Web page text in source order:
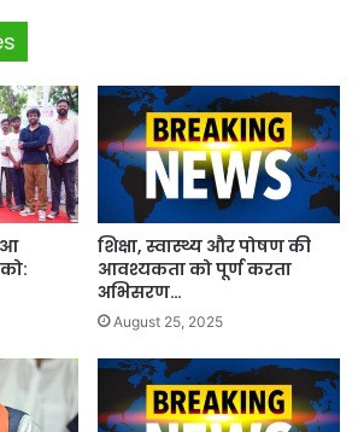
शिक्षा, स्वास्थ्य और पोषण की
आवश्यकता को पूर्ण करता
अभिसरण…
August 25, 2025